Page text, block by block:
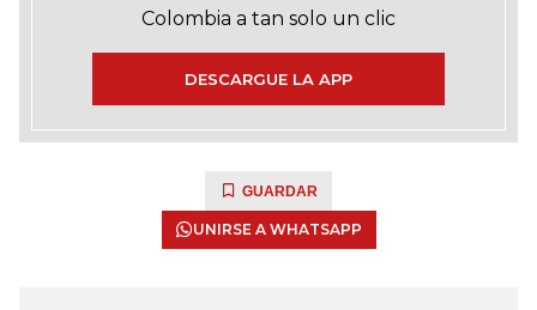
Colombia a tan solo un clic
DESCARGUE LA APP
GUARDAR
UNIRSE A WHATSAPP